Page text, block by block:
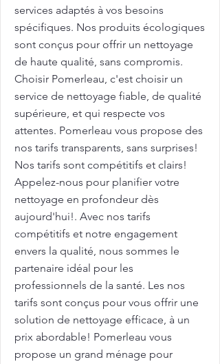
services adaptés à vos besoins
spécifiques. Nos produits écologiques
sont conçus pour offrir un nettoyage
de haute qualité, sans compromis.
Choisir Pomerleau, c'est choisir un
service de nettoyage fiable, de qualité
supérieure, et qui respecte vos
attentes. Pomerleau vous propose des
nos tarifs transparents, sans surprises!
Nos tarifs sont compétitifs et clairs!
Appelez-nous pour planifier votre
nettoyage en profondeur dès
aujourd'hui!. Avec nos tarifs
compétitifs et notre engagement
envers la qualité, nous sommes le
partenaire idéal pour les
professionnels de la santé. Les nos
tarifs sont conçus pour vous offrir une
solution de nettoyage efficace, à un
prix abordable! Pomerleau vous
propose un grand ménage pour